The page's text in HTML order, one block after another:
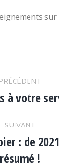
sur
PRÉCÉDENT
Article
:
à votre
SUIVANT
Article
suivant
: de
résumé !